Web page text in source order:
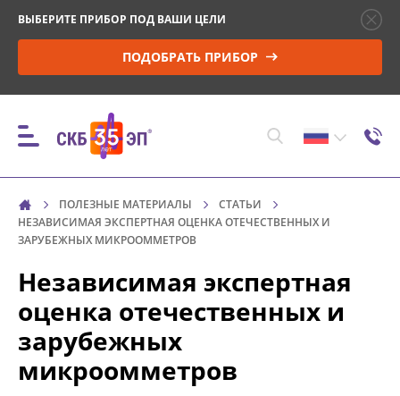
ВЫБЕРИТЕ ПРИБОР ПОД ВАШИ ЦЕЛИ
ПОДОБРАТЬ ПРИБОР
ПРИБОРЫ
КОНТРОЛЬ ПАРАМЕТРОВ И МОНИТОРИНГ
ВЫСОКОВОЛЬТНЫХ ВЫКЛЮЧАТЕЛЕЙ (ВВ)
УПРАВЛЕНИЕ ПРИВОДОМ ВВ И ПРОВЕРКА
МИНИМАЛЬНОГО НАПРЯЖЕНИЯ
СРАБАТЫВАНИЯ
ПОЛЕЗНЫЕ МАТЕРИАЛЫ
СТАТЬИ
НЕЗАВИСИМАЯ ЭКСПЕРТНАЯ ОЦЕНКА ОТЕЧЕСТВЕННЫХ И
ЗАРУБЕЖНЫХ МИКРООММЕТРОВ
Независимая экспертная
оценка отечественных и
зарубежных
микроомметров